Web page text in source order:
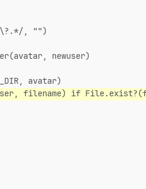
, "")
newuser)
avatar)
filename) if